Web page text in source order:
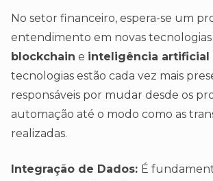
No setor financeiro, espera-se um
entendimento em novas
blockchain e inteligência artificial
tecnologias estão cada vez mais
responsáveis por mudar desde os
automação até o modo como as
realizadas.
Integração de Dados: É